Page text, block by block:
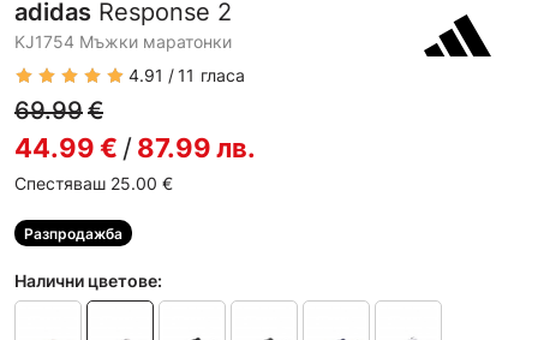
adidas Response 2
KJ1754 Мъжки маратонки
4.91
11 гласа
69.99€
44.99€ /87.99лв.
Спестяваш 25.00 €
Разпродажба
Налични цветове: